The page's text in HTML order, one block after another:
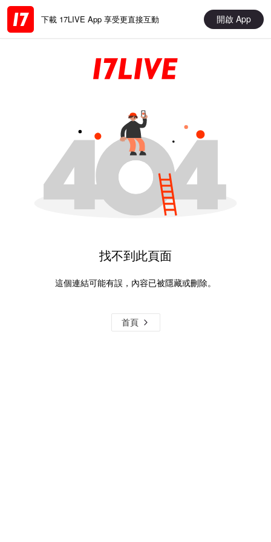
下載 17LIVE App 享受更直接互動 開啟 App
找不到此頁面
這個連結可能有誤，內容已被隱藏或刪除。
首頁